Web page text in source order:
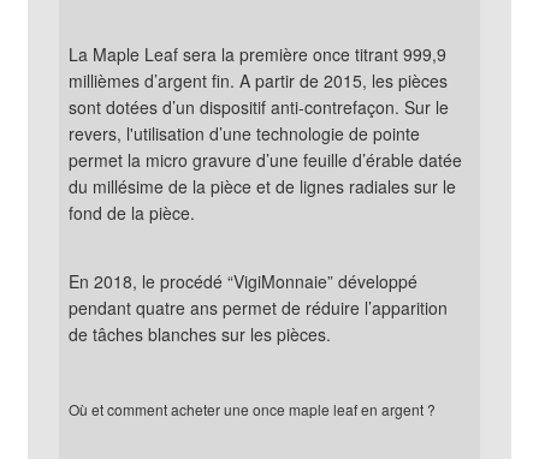
La Maple Leaf sera la première once titrant 999,9
millièmes d’argent fin. A partir de 2015, les pièces
sont dotées d’un dispositif anti-contrefaçon. Sur le
revers, l'utilisation d’une technologie de pointe
permet la micro gravure d’une feuille d’érable datée
du millésime de la pièce et de lignes radiales sur le
fond de la pièce.
En 2018, le procédé “VigiMonnaie” développé
pendant quatre ans permet de réduire l’apparition
de tâches blanches sur les pièces.
Où et comment acheter une once maple leaf en argent ?